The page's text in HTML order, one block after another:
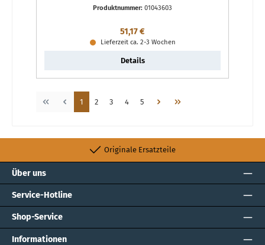
Produktnummer: 01043603
Regulärer Preis:
51,17 €
Lieferzeit ca. 2-3 Wochen
Details
Seite
1 Seite
2 Seite
3 Seite
4 Seite
5
Originale Ersatzteile
Über uns
Service-Hotline
Shop-Service
Informationen